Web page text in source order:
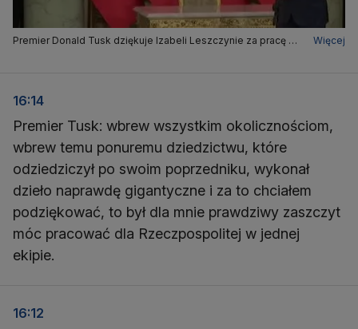
Premier Donald Tusk dziękuje Izabeli Leszczynie za pracę w
Więcej
16:14
Premier Tusk: wbrew wszystkim okolicznościom,
wbrew temu ponuremu dziedzictwu, które
odziedziczył po swoim poprzedniku, wykonał
dzieło naprawdę gigantyczne i za to chciałem
podziękować, to był dla mnie prawdziwy zaszczyt
móc pracować dla Rzeczpospolitej w jednej
ekipie.
16:12